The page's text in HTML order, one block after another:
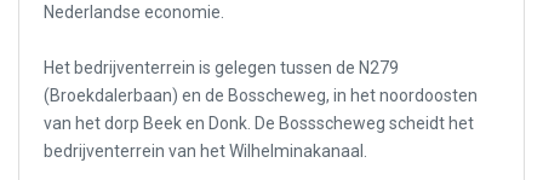
Nederlandse economie.
Het bedrijventerrein is gelegen tussen de N279
(Broekdalerbaan) en de Bosscheweg, in het noordoosten
van het dorp Beek en Donk. De Bossscheweg scheidt het
bedrijventerrein van het Wilhelminakanaal.